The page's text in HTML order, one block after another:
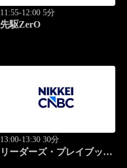
11:55-12:00 5分
先駆ZerO
13:00-13:30 30分
リーダーズ・プレイブック